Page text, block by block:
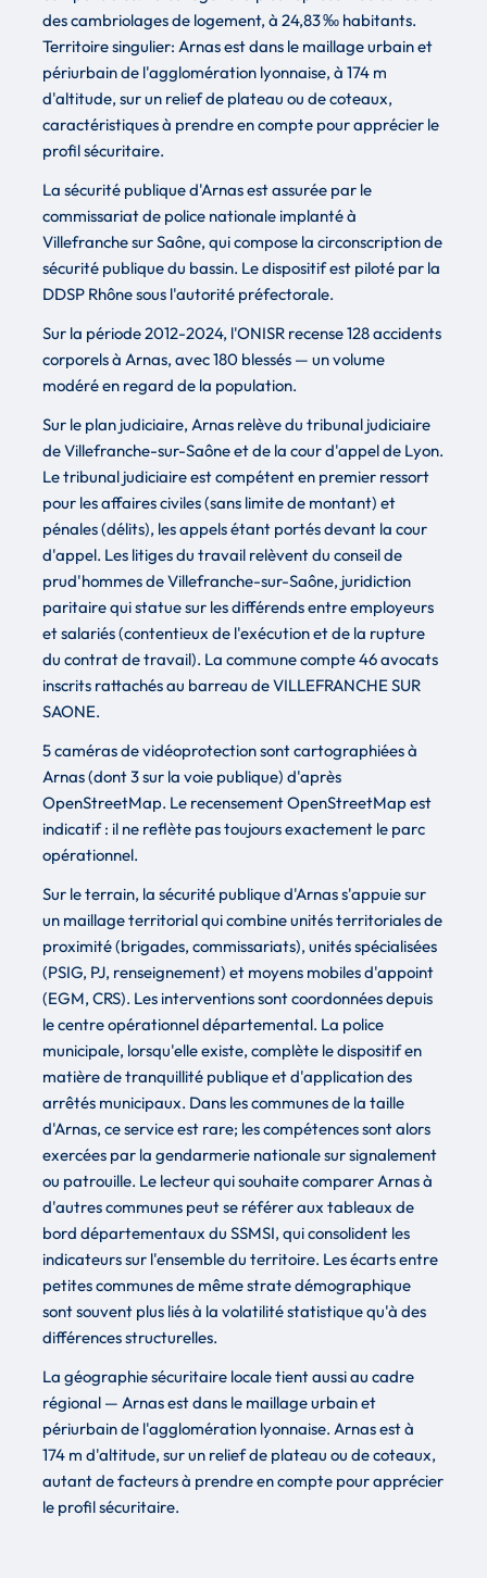
des cambriolages de logement, à 24,83 ‰ habitants.
Territoire singulier: Arnas est dans le maillage urbain et
périurbain de l'agglomération lyonnaise, à 174 m
d'altitude, sur un relief de plateau ou de coteaux,
caractéristiques à prendre en compte pour apprécier le
profil sécuritaire.
La sécurité publique d'Arnas est assurée par le
commissariat de police nationale implanté à
Villefranche sur Saône, qui compose la circonscription de
sécurité publique du bassin. Le dispositif est piloté par la
DDSP Rhône sous l'autorité préfectorale.
Sur la période 2012-2024, l'ONISR recense 128 accidents
corporels à Arnas, avec 180 blessés — un volume
modéré en regard de la population.
Sur le plan judiciaire, Arnas relève du tribunal judiciaire
de Villefranche-sur-Saône et de la cour d'appel de Lyon.
Le tribunal judiciaire est compétent en premier ressort
pour les affaires civiles (sans limite de montant) et
pénales (délits), les appels étant portés devant la cour
d'appel. Les litiges du travail relèvent du conseil de
prud'hommes de Villefranche-sur-Saône, juridiction
paritaire qui statue sur les différends entre employeurs
et salariés (contentieux de l'exécution et de la rupture
du contrat de travail). La commune compte 46 avocats
inscrits rattachés au barreau de VILLEFRANCHE SUR
SAONE.
5 caméras de vidéoprotection sont cartographiées à
Arnas (dont 3 sur la voie publique) d'après
OpenStreetMap. Le recensement OpenStreetMap est
indicatif : il ne reflète pas toujours exactement le parc
opérationnel.
Sur le terrain, la sécurité publique d'Arnas s'appuie sur
un maillage territorial qui combine unités territoriales de
proximité (brigades, commissariats), unités spécialisées
(PSIG, PJ, renseignement) et moyens mobiles d'appoint
(EGM, CRS). Les interventions sont coordonnées depuis
le centre opérationnel départemental. La police
municipale, lorsqu'elle existe, complète le dispositif en
matière de tranquillité publique et d'application des
arrêtés municipaux. Dans les communes de la taille
d'Arnas, ce service est rare; les compétences sont alors
exercées par la gendarmerie nationale sur signalement
ou patrouille. Le lecteur qui souhaite comparer Arnas à
d'autres communes peut se référer aux tableaux de
bord départementaux du SSMSI, qui consolident les
indicateurs sur l'ensemble du territoire. Les écarts entre
petites communes de même strate démographique
sont souvent plus liés à la volatilité statistique qu'à des
différences structurelles.
La géographie sécuritaire locale tient aussi au cadre
régional — Arnas est dans le maillage urbain et
périurbain de l'agglomération lyonnaise. Arnas est à
174 m d'altitude, sur un relief de plateau ou de coteaux,
autant de facteurs à prendre en compte pour apprécier
le profil sécuritaire.